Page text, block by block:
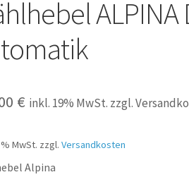
ALPINA
€ inkl. 19% MwSt. zzgl.
MwSt. zzgl. Versandkosten
Alpina